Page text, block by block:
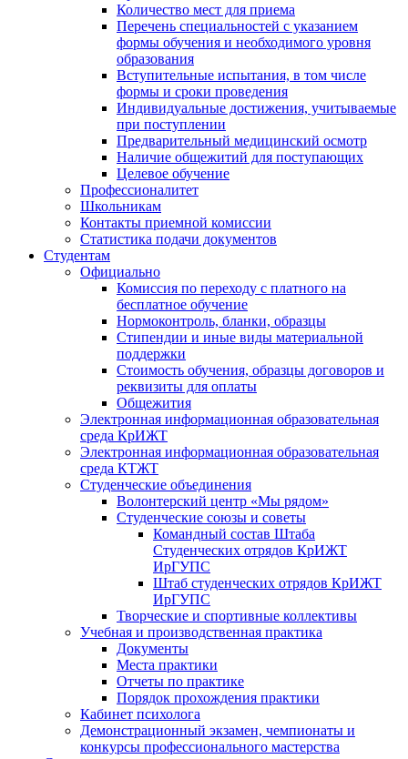
Количество мест для приема
Перечень специальностей с указанием
формы обучения и необходимого уровня
образования
Вступительные испытания, в том числе
формы и сроки проведения
Индивидуальные достижения, учитываемые
при поступлении
Предварительный медицинский осмотр
Наличие общежитий для поступающих
Целевое обучение
Профессионалитет
Школьникам
Контакты приемной комиссии
Статистика подачи документов
Студентам
Официально
Комиссия по переходу с платного на
бесплатное обучение
Нормоконтроль, бланки, образцы
Стипендии и иные виды материальной
поддержки
Стоимость обучения, образцы договоров и
реквизиты для оплаты
Общежития
Электронная информационная образовательная
среда КрИЖТ
Электронная информационная образовательная
среда КТЖТ
Студенческие объединения
Волонтерский центр «Мы рядом»
Студенческие союзы и советы
Командный состав Штаба
Студенческих отрядов КрИЖТ
ИрГУПС
Штаб студенческих отрядов КрИЖТ
ИрГУПС
Творческие и спортивные коллективы
Учебная и производственная практика
Документы
Места практики
Отчеты по практике
Порядок прохождения практики
Кабинет психолога
Демонстрационный экзамен, чемпионаты и
конкурсы профессионального мастерства